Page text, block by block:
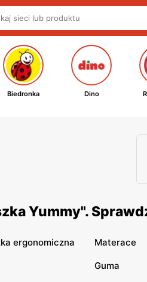
Biedronka Dino
Yummy".
ergonomiczna Materace
Guma